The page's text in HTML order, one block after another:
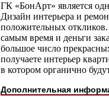
ГК «БонАрт» является
Дизайн интерьера и
положительных
самым время и деньги
большое число
получаете интерьер
в котором органично
Дополнительная